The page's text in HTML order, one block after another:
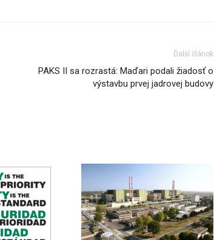
Ďalší článok
PAKS II sa rozrastá: Maďari podali žiadosť o
výstavbu prvej jadrovej budovy